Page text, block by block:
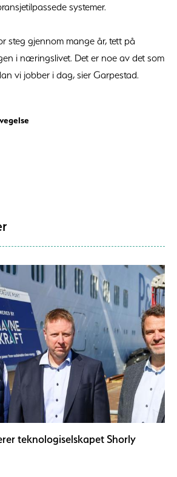
systemer.
steg gjennom mange år, tett på
i næringslivet. Det er noe av det som
vi jobber i dag, sier Garpestad.
teknologiselskapet Shorly